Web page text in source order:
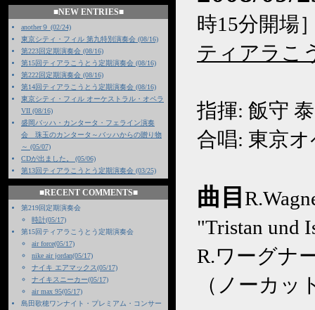
■NEW ENTRIES■
another９ (02/24)
東京シティ・フィル 第九特別演奏会 (08/16)
第223回定期演奏会 (08/16)
第15回ティアラこうとう定期演奏会 (08/16)
第222回定期演奏会 (08/16)
第14回ティアラこうとう定期演奏会 (08/16)
東京シティ・フィル オーケストラル・オペラ
VII (08/16)
盛岡バッハ・カンタータ・フェライン演奏
会 珠玉のカンタータ～バッハからの贈り物
～ (05/07)
CDが出ました。 (05/06)
第13回ティアラこうとう定期演奏会 (03/25)
■RECENT COMMENTS■
第219回定期演奏会
時計(05/17)
第15回ティアラこうとう定期演奏会
air force(05/17)
nike air jordan(05/17)
ナイキ エアマックス(05/17)
ナイキスニーカー(05/17)
air max 95(05/17)
島田歌穂ワンナイト・プレミアム・コンサー
時15分開場
ティアラこ
指揮: 飯守
合唱: 東京
曲目
"Tristan und
R.ワーグナ
（ノーカッ